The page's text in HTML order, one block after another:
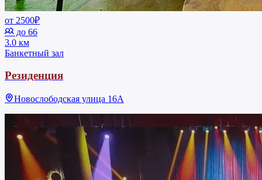
от 2500₽
до 66
3.0 км
Банкетный зал
Резиденция
Новослободская улица 16А